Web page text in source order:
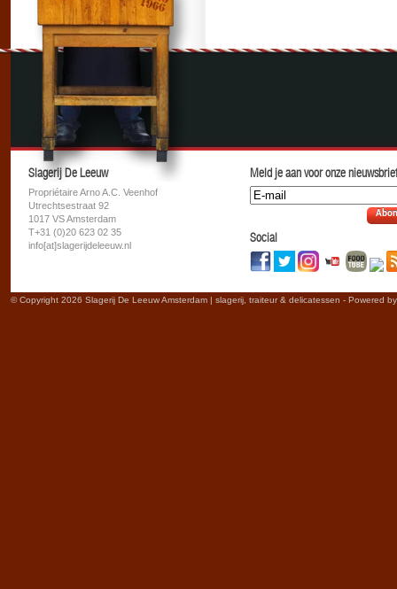
Slagerij De Leeuw
Propriétaire Arno A.C. Veenhof
Utrechtsestraat 92
1017 VS Amsterdam
T+31 (0)20 623 02 35
info[at]slagerijdeleeuw.nl
Meld je aan voor onze
Social
© Copyright 2026 Slagerij De Leeuw Amsterdam | slagerij, traiteur & delicatessen - Powered